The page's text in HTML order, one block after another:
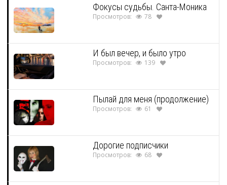
Фокусы судьбы. Санта-Моника
Просмотров: 78
И был вечер, и было утро
Просмотров: 139
Пылай для меня (продолжение)
Просмотров: 61
Дорогие подписчики
Просмотров: 68